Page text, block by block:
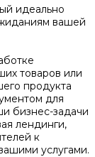
идеально
вашей
товаров или
продукта
для
бизнес-задачи
лендинги,
к
услугами.